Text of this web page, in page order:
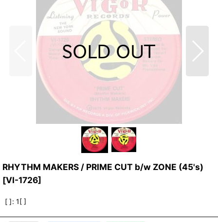
RHYTHM MAKERS / PRIME CUT b/w ZONE (45's)
[VI-1726]
[ ]: 1[ ]